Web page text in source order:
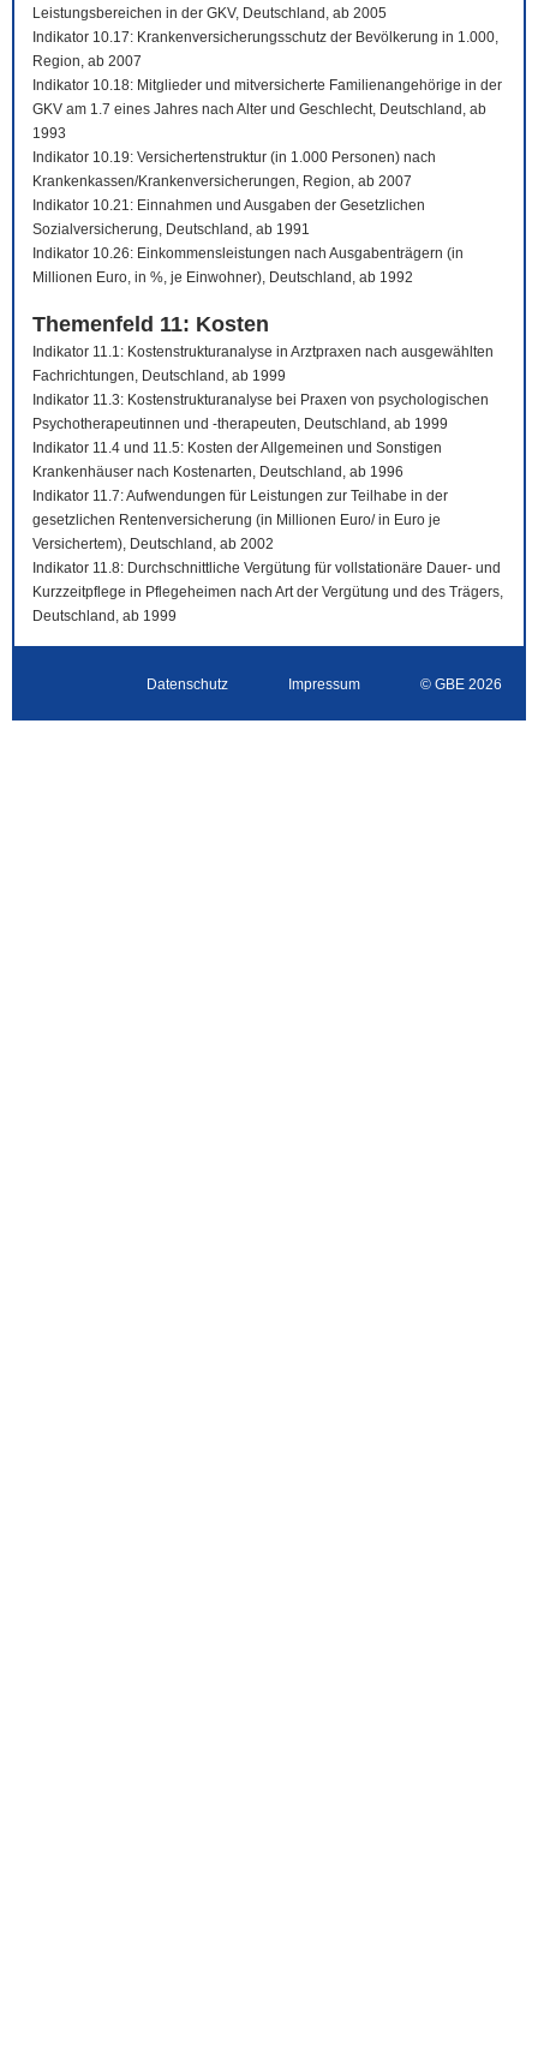
Leistungsbereichen in der GKV, Deutschland, ab 2005
Indikator 10.17: Krankenversicherungsschutz der Bevölkerung in 1.000,
Region, ab 2007
Indikator 10.18: Mitglieder und mitversicherte Familienangehörige in der
GKV am 1.7 eines Jahres nach Alter und Geschlecht, Deutschland, ab
1993
Indikator 10.19: Versichertenstruktur (in 1.000 Personen) nach
Krankenkassen/Krankenversicherungen, Region, ab 2007
Indikator 10.21: Einnahmen und Ausgaben der Gesetzlichen
Sozialversicherung, Deutschland, ab 1991
Indikator 10.26: Einkommensleistungen nach Ausgabenträgern (in
Millionen Euro, in %, je Einwohner), Deutschland, ab 1992
Themenfeld 11: Kosten
Indikator 11.1: Kostenstrukturanalyse in Arztpraxen nach ausgewählten
Fachrichtungen, Deutschland, ab 1999
Indikator 11.3: Kostenstrukturanalyse bei Praxen von psychologischen
Psychotherapeutinnen und -therapeuten, Deutschland, ab 1999
Indikator 11.4 und 11.5: Kosten der Allgemeinen und Sonstigen
Krankenhäuser nach Kostenarten, Deutschland, ab 1996
Indikator 11.7: Aufwendungen für Leistungen zur Teilhabe in der
gesetzlichen Rentenversicherung (in Millionen Euro/ in Euro je
Versichertem), Deutschland, ab 2002
Indikator 11.8: Durchschnittliche Vergütung für vollstationäre Dauer- und
Kurzzeitpflege in Pflegeheimen nach Art der Vergütung und des Trägers,
Deutschland, ab 1999
Datenschutz Impressum © GBE 2026